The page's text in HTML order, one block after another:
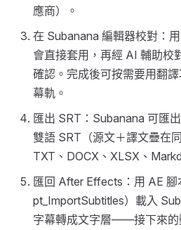
應商）。
在 Subanana 編輯器校對：
會直接套用，再經 AI 輔助校
確認。完成後可按需要用翻
幕軌。
匯出 SRT：Subanana 可匯
雙語 SRT（源文＋譯文疊在
TXT、DOCX、XLSX、
匯回 After Effects：用 AE 腳
pt_ImportSubtitles）載入
字幕轉成文字層——接下來的